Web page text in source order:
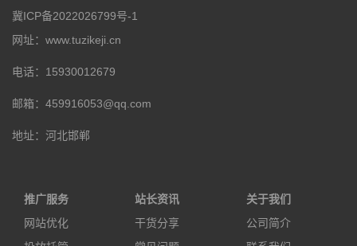
冀ICP备2022026799号-1
网址：www.tuzikeji.cn
电话：15930012679
邮箱：459916053@qq.com
地址：河北邯郸
推广服务
网站优化
站长资讯
干货分享
关于我们
公司简介